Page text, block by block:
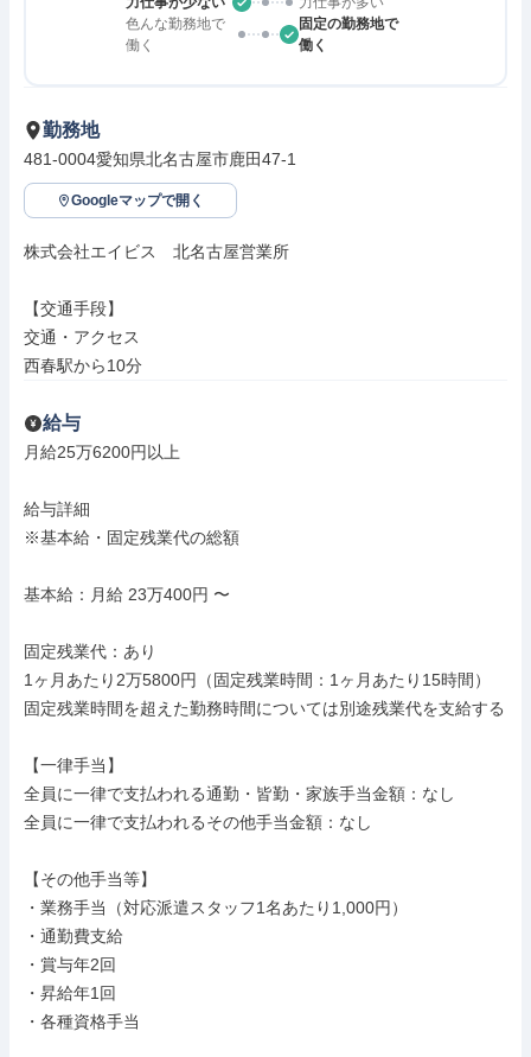
色んな勤務地で
働く
固定の勤務地で
働く
勤務地
481-0004愛知県北名古屋市鹿田47-1
Googleマップで開く
株式会社エイビス　北名古屋営業所
【交通手段】
交通・アクセス
西春駅から10分
給与
月給25万6200円以上
給与詳細
※基本給・固定残業代の総額
基本給：月給 23万400円 〜
固定残業代：あり
1ヶ月あたり2万5800円（固定残業時間：1ヶ月あたり15時間）
固定残業時間を超えた勤務時間については別途残業代を支給する
【一律手当】
全員に一律で支払われる通勤・皆勤・家族手当金額：なし
全員に一律で支払われるその他手当金額：なし
【その他手当等】
・業務手当（対応派遣スタッフ1名あたり1,000円）
・通勤費支給
・賞与年2回
・昇給年1回
・各種資格手当